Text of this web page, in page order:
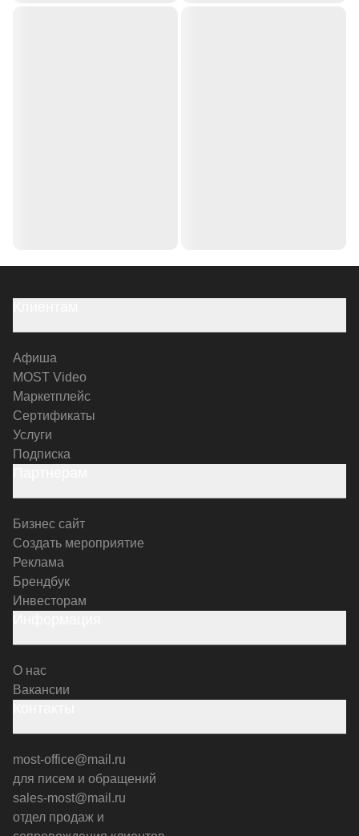
Афиша
MOST Video
Маркетплейс
Сертификаты
Услуги
Подписка
Бизнес сайт
Создать мероприятие
Реклама
Брендбук
Инвесторам
О нас
Вакансии
most-office@mail.ru
для писем и обращений
sales-most@mail.ru
отдел продаж и